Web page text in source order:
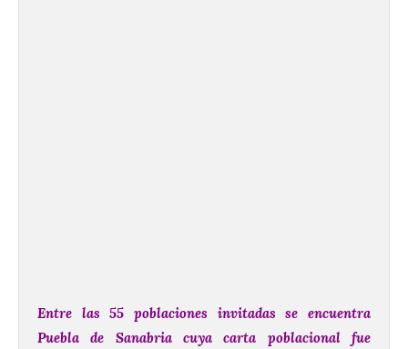
Entre las 55 poblaciones invitadas se encuentra
Puebla de Sanabria cuya carta poblacional fue